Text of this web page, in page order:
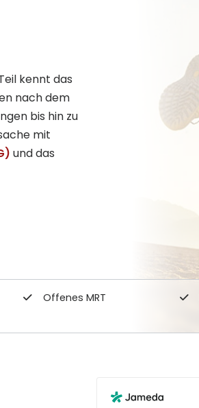
kennt das
nach dem
bis hin zu
mit
und das
Offenes MRT